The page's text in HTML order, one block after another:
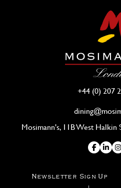
Newsletter Sign Up
+44 (0) 207
Mosimann's, 11B West Halkin